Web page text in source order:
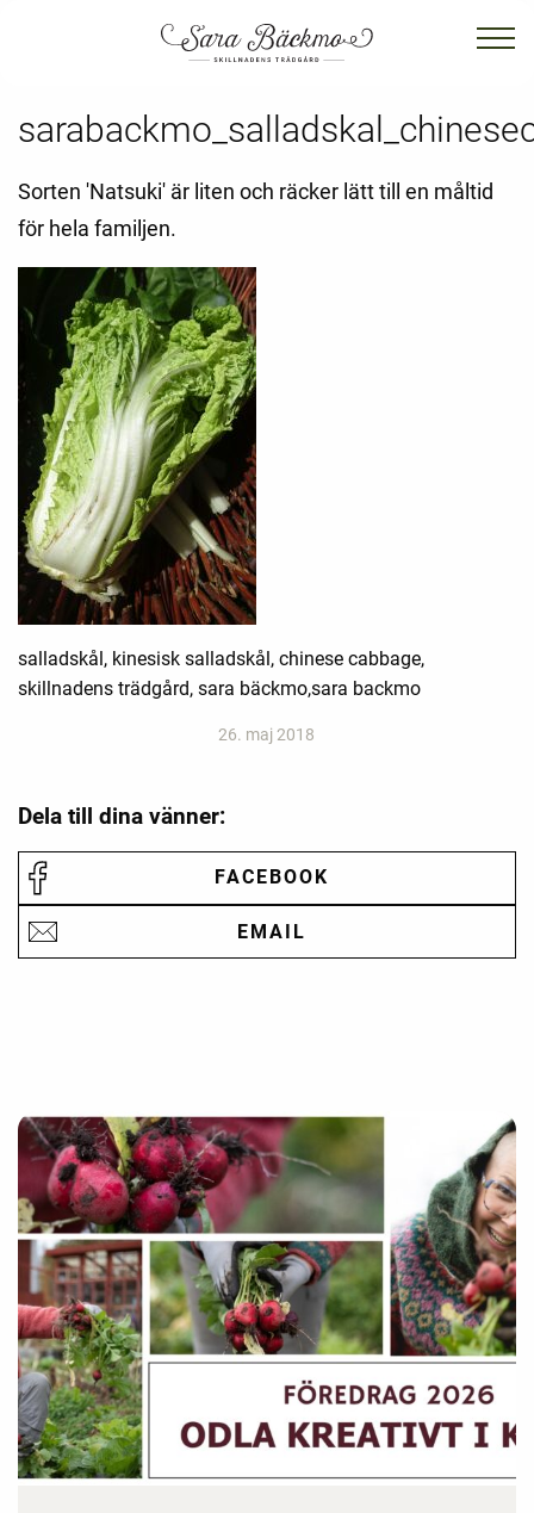
Sorten 'Natsuki' är liten och räcker lätt till en måltid
för hela familjen.
salladskål, kinesisk salladskål, chinese cabbage,
skillnadens trädgård, sara bäckmo,sara backmo
26. maj 2018
Dela till dina vänner:
FACEBOOK
EMAIL